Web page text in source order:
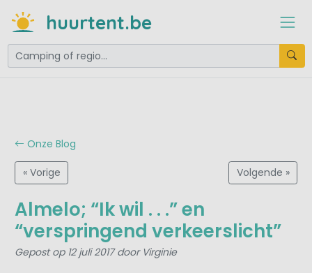
huurtent.be
Onze Blog
« Vorige Volgende »
Almelo; “Ik wil . . .” en
“verspringend verkeerslicht”
Gepost op 12 juli 2017 door Virginie